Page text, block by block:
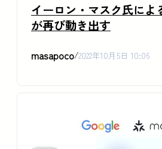
イーロン・マスク氏に
が再び動き出す
masapoco/2022年10月5日 10:06